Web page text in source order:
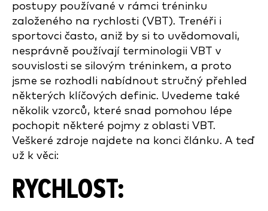
postupy používané v rámci tréninku
založeného na rychlosti (VBT). Trenéři i
sportovci často, aniž by si to uvědomovali,
nesprávně používají terminologii VBT v
souvislosti se silovým tréninkem, a proto
jsme se rozhodli nabídnout stručný přehled
některých klíčových definic. Uvedeme také
několik vzorců, které snad pomohou lépe
pochopit některé pojmy z oblasti VBT.
Veškeré zdroje najdete na konci článku. A teď
už k věci:
RYCHLOST: